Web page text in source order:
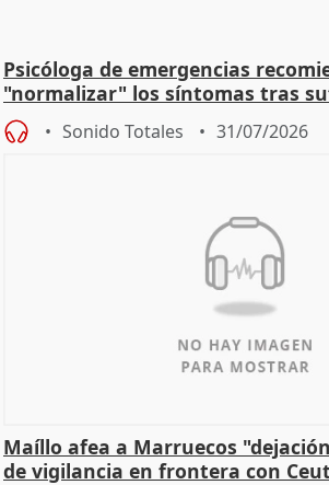
Psicóloga de emergencias
"normalizar" los síntomas tras
Sonido Totales 31/07/2026
Maíllo afea a Marruecos
de vigilancia en frontera con